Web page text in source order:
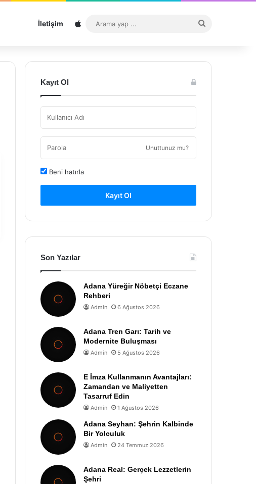
İletişim Sitemap
...
Kayıt Ol
Unuttunuz mu?
Beni hatırla
Kayıt Ol
Son Yazılar
Adana Yüreğir Nöbetçi Eczane
Rehberi
Admin 6 Ağustos 2026
Adana Tren Garı: Tarih ve
Modernite Buluşması
Admin 5 Ağustos 2026
E İmza Kullanmanın Avantajları:
Zamandan ve Maliyetten
Tasarruf Edin
Admin 1 Ağustos 2026
Adana Seyhan: Şehrin Kalbinde
Bir Yolculuk
Admin 24 Temmuz 2026
Adana Real: Gerçek Lezzetlerin
Şehri